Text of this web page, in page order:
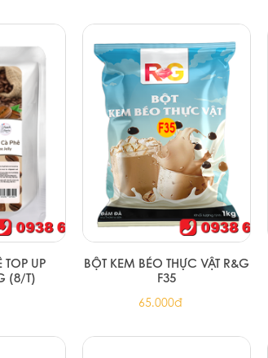
TOP UP
(8/T)
BỘT KEM BÉO THỰC VẬT R&G
F35
65.000đ